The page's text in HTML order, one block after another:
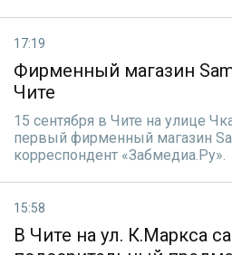
17:19
Фирменный магазин
Чите
15 сентября в Чите на улице
первый фирменный магазин
корреспондент «Забмедиа.Ру».
15:58
В Чите на ул. К.Маркса